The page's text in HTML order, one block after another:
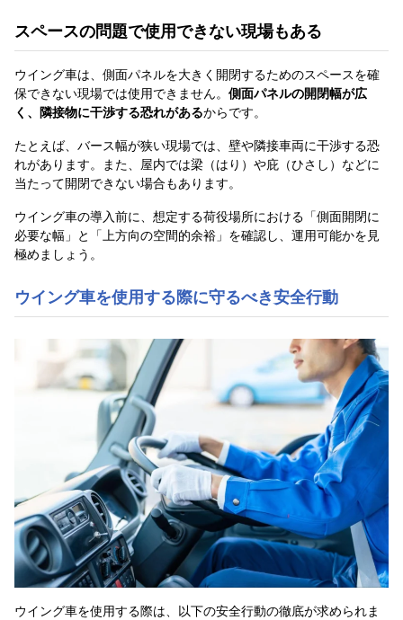
スペースの問題で使用できない現場もある
ウイング車は、側面パネルを大きく開閉するためのスペースを確
保できない現場では使用できません。 側面パネルの開閉幅が広
く、隣接物に干渉する恐れがあるからです。
たとえば、バース幅が狭い現場では、壁や隣接車両に干渉する恐
れがあります。また、屋内では梁（はり）や庇（ひさし）などに
当たって開閉できない場合もあります。
ウイング車の導入前に、想定する荷役場所における「側面開閉に
必要な幅」と「上方向の空間的余裕」を確認し、運用可能かを見
極めましょう。
ウイング車を使用する際に守るべき安全行動
ウイング車を使用する際は、以下の安全行動の徹底が求められま